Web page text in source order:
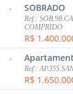
, SOBRADO
Ref.:
COMPRIDO
R$
,
Ref.:
R$